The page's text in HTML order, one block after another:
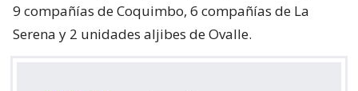
9 compañías de Coquimbo, 6 compañías de La
Serena y 2 unidades aljibes de Ovalle.